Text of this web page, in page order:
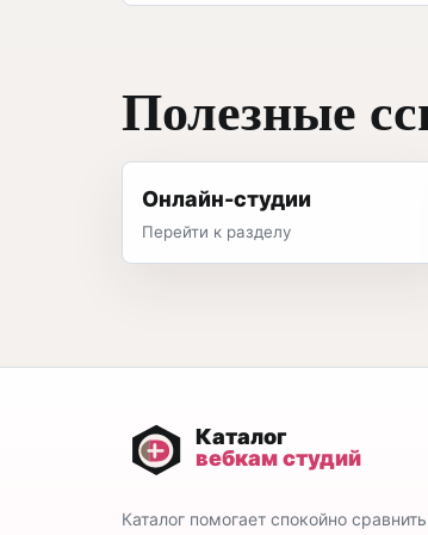
Полезные
Онлайн-студии
Перейти к разделу
Каталог помогает спокойно